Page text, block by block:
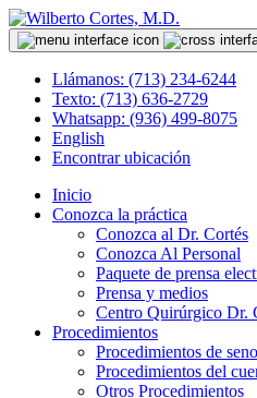
Llámanos: (713) 234-6244
Texto: (713) 636-2729
Whatsapp: (936) 499-8075
English
Encontrar ubicación
Inicio
Conozca la práctica
Conozca al Dr. Cortés
Conozca Al Personal
Paquete de prensa
Prensa y medios
Centro Quirúrgico Dr.
Procedimientos
Procedimientos de
Procedimientos del
Otros Procedimientos